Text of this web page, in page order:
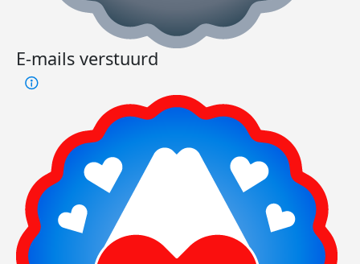
E-mails verstuurd